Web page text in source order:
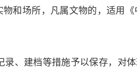
场所，凡属文物的，适用《
、建档等措施予以保存，对